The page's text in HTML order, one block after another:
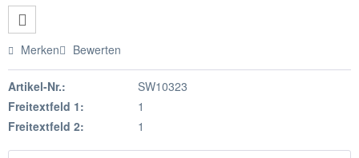
Merken Bewerten
Artikel-Nr.:
SW10323
Freitextfeld 1:
1
Freitextfeld 2:
1